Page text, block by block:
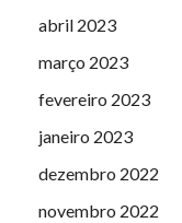
abril 2023
março 2023
fevereiro 2023
janeiro 2023
dezembro 2022
novembro 2022